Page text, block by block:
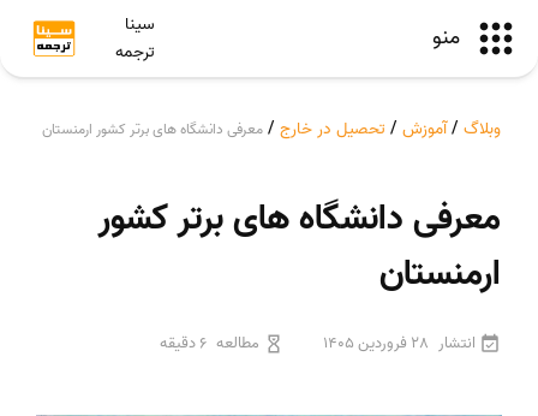
منو
سینا
ترجمه
وبلاگ /آموزش / تحصیل در خارج / معرفی دانشگاه های برتر کشور ارمنستان
معرفی دانشگاه های برتر کشور
ارمنستان
انتشار 28 فروردین 1405 مطالعه 6 دقیقه